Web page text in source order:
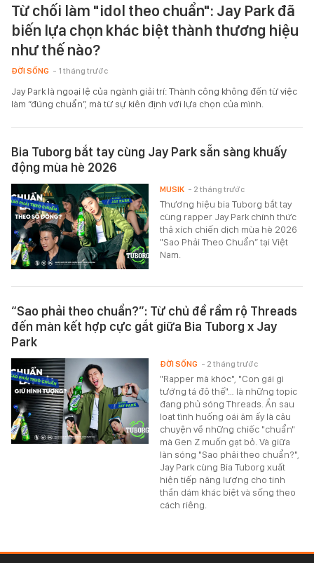
Từ chối làm "idol theo chuẩn": Jay Park đã
biến lựa chọn khác biệt thành thương hiệu
như thế nào?
ĐỜI SỐNG - 1 tháng trước
Jay Park là ngoại lệ của ngành giải trí: Thành công không đến từ việc
làm “đúng chuẩn”, mà từ sự kiên định với lựa chọn của mình.
Bia Tuborg bắt tay cùng Jay Park sẵn sàng khuấy
động mùa hè 2026
Thương hiệu bia Tuborg bắt tay
cùng rapper Jay Park chính thức
thả xích chiến dịch mùa hè 2026
"Sao Phải Theo Chuẩn” tại Việt
Nam.
MUSIK - 2 tháng trước
“Sao phải theo chuẩn?”: Từ chủ đề rầm rộ Threads
đến màn kết hợp cực gắt giữa Bia Tuborg x Jay
Park
"Rapper mà khóc", "Con gái gì
tướng tá đô thế"… là những topic
đang phủ sóng Threads. Ẩn sau
loạt tình huống oái ăm ấy là câu
chuyện về những chiếc "chuẩn"
mà Gen Z muốn gạt bỏ. Và giữa
làn sóng "Sao phải theo chuẩn?",
Jay Park cùng Bia Tuborg xuất
hiện tiếp năng lượng cho tinh
thần dám khác biệt và sống theo
cách riêng.
ĐỜI SỐNG - 2 tháng trước